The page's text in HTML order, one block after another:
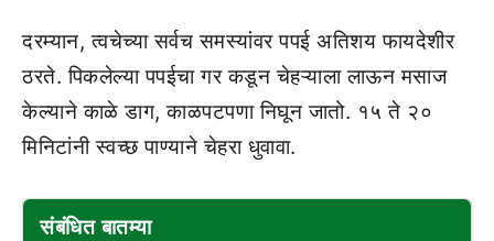
दरम्यान, त्वचेच्या सर्वच समस्यांवर पपई अतिशय फायदेशीर
ठरते. पिकलेल्या पपईचा गर कडून चेहऱ्याला लाऊन मसाज
केल्याने काळे डाग, काळपटपणा निघून जातो. १५ ते २०
मिनिटांनी स्वच्छ पाण्याने चेहरा धुवावा.
संबंधित बातम्या